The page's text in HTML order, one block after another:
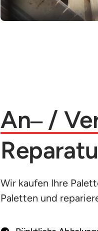
An‒ /
Wir kaufen Ihre
Paletten und